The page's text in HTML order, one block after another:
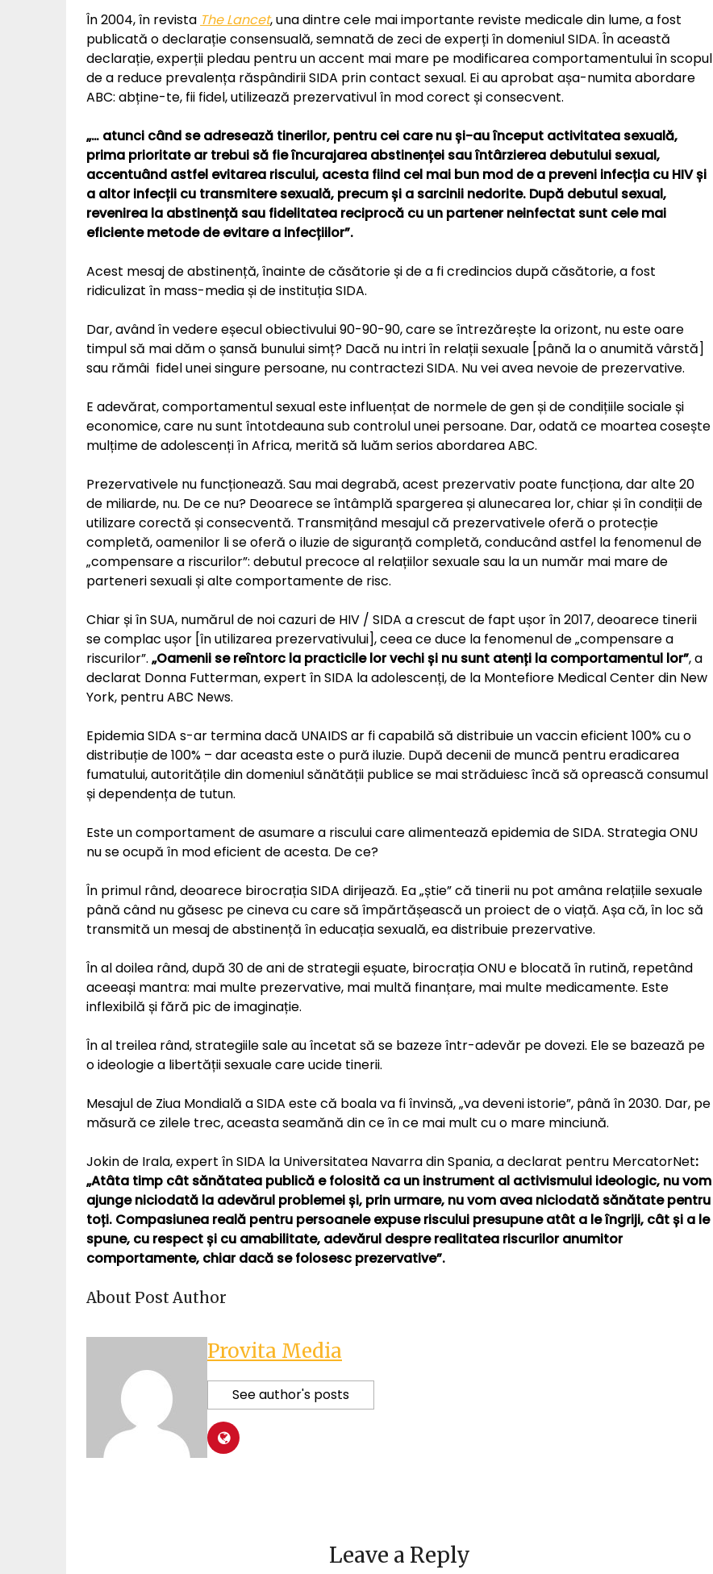
În 2004, în revista The Lancet, una dintre cele mai importante reviste medicale din lume, a fost
publicată o declarație consensuală, semnată de zeci de experți în domeniul SIDA. În această
declarație, experții pledau pentru un accent mai mare pe modificarea comportamentului în scopul
de a reduce prevalența răspândirii SIDA prin contact sexual. Ei au aprobat așa-numita abordare
ABC: abține-te, fii fidel, utilizează prezervativul în mod corect și consecvent.
„… atunci când se adresează tinerilor, pentru cei care nu și-au început activitatea sexuală,
prima prioritate ar trebui să fie încurajarea abstinenței sau întârzierea debutului sexual,
accentuând astfel evitarea riscului, acesta fiind cel mai bun mod de a preveni infecția cu HIV și
a altor infecții cu transmitere sexuală, precum și a sarcinii nedorite. După debutul sexual,
revenirea la abstinență sau fidelitatea reciprocă cu un partener neinfectat sunt cele mai
eficiente metode de evitare a infecțiilor”.
Acest mesaj de abstinență, înainte de căsătorie și de a fi credincios după căsătorie, a fost
ridiculizat în mass-media și de instituția SIDA.
Dar, având în vedere eșecul obiectivului 90-90-90, care se întrezărește la orizont, nu este oare
timpul să mai dăm o șansă bunului simț? Dacă nu intri în relații sexuale [până la o anumită vârstă]
sau rămâi fidel unei singure persoane, nu contractezi SIDA. Nu vei avea nevoie de prezervative.
E adevărat, comportamentul sexual este influențat de normele de gen și de condițiile sociale și
economice, care nu sunt întotdeauna sub controlul unei persoane. Dar, odată ce moartea cosește
mulțime de adolescenți în Africa, merită să luăm serios abordarea ABC.
Prezervativele nu funcționează. Sau mai degrabă, acest prezervativ poate funcționa, dar alte 20
de miliarde, nu. De ce nu? Deoarece se întâmplă spargerea și alunecarea lor, chiar și în condiții de
utilizare corectă și consecventă. Transmițând mesajul că prezervativele oferă o protecție
completă, oamenilor li se oferă o iluzie de siguranță completă, conducând astfel la fenomenul de
„compensare a riscurilor”: debutul precoce al relațiilor sexuale sau la un număr mai mare de
parteneri sexuali și alte comportamente de risc.
Chiar și în SUA, numărul de noi cazuri de HIV / SIDA a crescut de fapt ușor în 2017, deoarece tinerii
se complac ușor [în utilizarea prezervativului], ceea ce duce la fenomenul de „compensare a
riscurilor”. „Oamenii se reîntorc la practicile lor vechi și nu sunt atenți la comportamentul lor”, a
declarat Donna Futterman, expert în SIDA la adolescenți, de la Montefiore Medical Center din New
York, pentru ABC News.
Epidemia SIDA s-ar termina dacă UNAIDS ar fi capabilă să distribuie un vaccin eficient 100% cu o
distribuție de 100% – dar aceasta este o pură iluzie. După decenii de muncă pentru eradicarea
fumatului, autoritățile din domeniul sănătății publice se mai străduiesc încă să oprească consumul
și dependența de tutun.
Este un comportament de asumare a riscului care alimentează epidemia de SIDA. Strategia ONU
nu se ocupă în mod eficient de acesta. De ce?
În primul rând, deoarece birocrația SIDA dirijează. Ea „știe” că tinerii nu pot amâna relațiile sexuale
până când nu găsesc pe cineva cu care să împărtășească un proiect de o viață. Așa că, în loc să
transmită un mesaj de abstinență în educația sexuală, ea distribuie prezervative.
În al doilea rând, după 30 de ani de strategii eșuate, birocrația ONU e blocată în rutină, repetând
aceeași mantra: mai multe prezervative, mai multă finanțare, mai multe medicamente. Este
inflexibilă și fără pic de imaginație.
În al treilea rând, strategiile sale au încetat să se bazeze într-adevăr pe dovezi. Ele se bazează pe
o ideologie a libertății sexuale care ucide tinerii.
Mesajul de Ziua Mondială a SIDA este că boala va fi învinsă, „va deveni istorie”, până în 2030. Dar, pe
măsură ce zilele trec, aceasta seamănă din ce în ce mai mult cu o mare minciună.
Jokin de Irala, expert în SIDA la Universitatea Navarra din Spania, a declarat pentru MercatorNet:
„Atâta timp cât sănătatea publică e folosită ca un instrument al activismului ideologic, nu vom
ajunge niciodată la adevărul problemei și, prin urmare, nu vom avea niciodată sănătate pentru
toți. Compasiunea reală pentru persoanele expuse riscului presupune atât a le îngriji, cât și a le
spune, cu respect și cu amabilitate, adevărul despre realitatea riscurilor anumitor
comportamente, chiar dacă se folosesc prezervative”.
About Post Author
Provita Media
See author's posts
Leave a Reply